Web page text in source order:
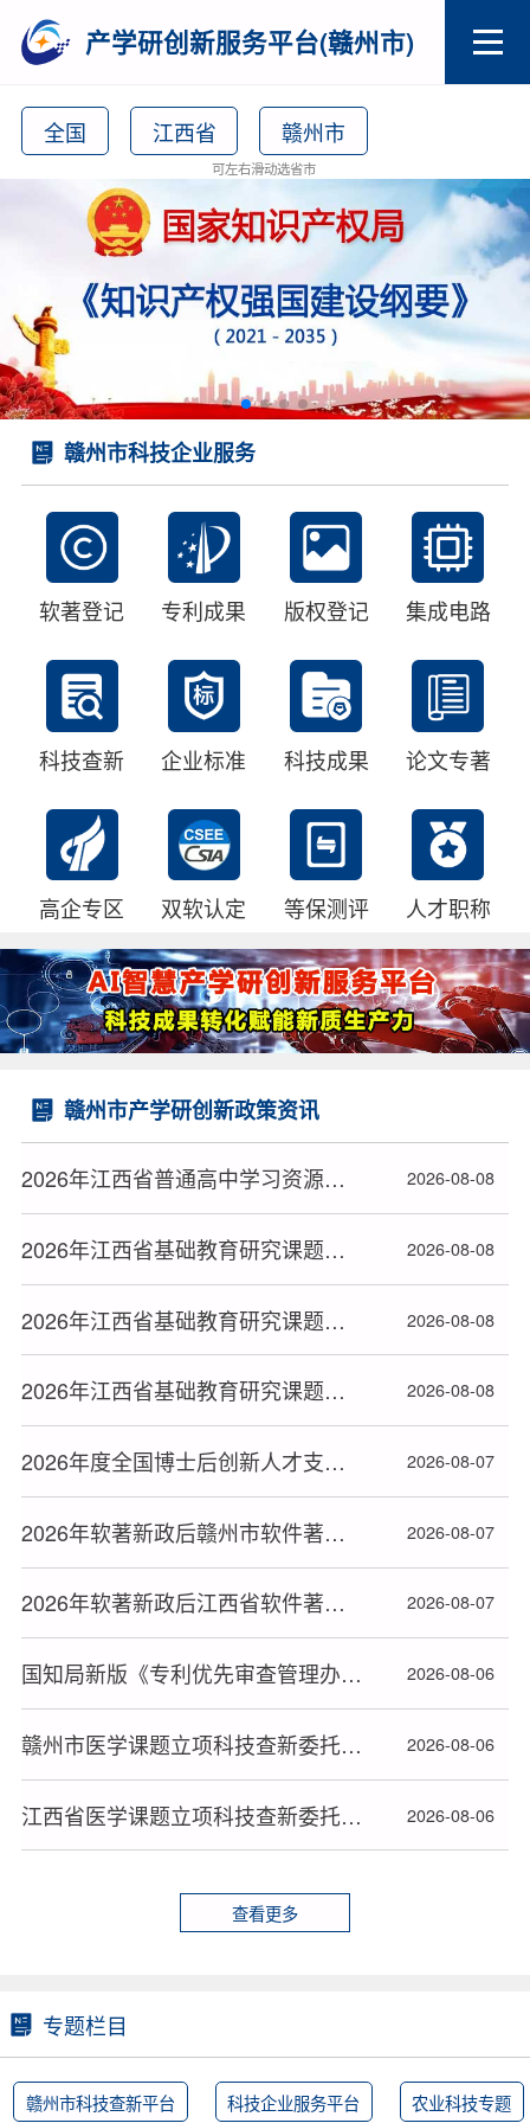
产学研创新服务平台(赣州市)
全国 江西省 赣州市
可左右滑动选省市
赣州市科技企业服务
软著登记 专利成果 版权登记 集成电路
科技查新 企业标准 科技成果 论文专著
高企专区 双软认定 等保测评 人才职称
赣州市产学研创新政策资讯
2026年江西省普通高中学习资源包建设专项课题拟立项名单 2026-08-08
2026年江西省基础教育研究课题（含高校与协同提质专项研究课题）拟立项名单（三） 2026-08-08
2026年江西省基础教育研究课题（含高校与协同提质专项研究课题）拟立项名单（二） 2026-08-08
2026年江西省基础教育研究课题（含高校与协同提质专项研究课题）拟立项名单（一） 2026-08-08
2026年度全国博士后创新人才支持计划获选人员名单公布 2026-08-07
2026年软著新政后赣州市软件著作权办理全流程指南 2026-08-07
2026年软著新政后江西省软件著作权办理全流程指南 2026-08-07
国知局新版《专利优先审查管理办法》2026年9月1日起施行 2026-08-06
赣州市医学课题立项科技查新委托书规范填写指南 2026-08-06
江西省医学课题立项科技查新委托书规范填写指南 2026-08-06
查看更多
专题栏目
赣州市科技查新平台 科技企业服务平台 农业科技专题